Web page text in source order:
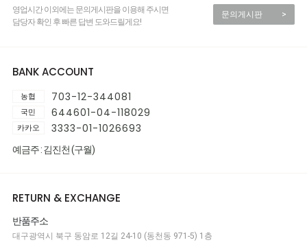
영업시간 이외에는 문의게시판을 이용해 주시면
담당자 확인 후 빠른 답변 도와드릴게요!
문의게시판 >
BANK ACCOUNT
농협 703-12-344081
국민 644601-04-118029
카카오 3333-01-1026693
예금주 : 김진천 (구월)
RETURN & EXCHANGE
반품주소
대구광역시 북구 동암로 12길 24-10 (동천동 971-5) 1층